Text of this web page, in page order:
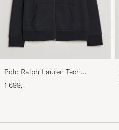
Polo Ralph Lauren Tech
Performance Full Zip Black
1 699,-